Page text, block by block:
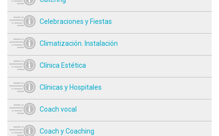
Celebraciones y Fiestas
Climatización. Instalación
Clínica Estética
Clínicas y Hospitales
Coach vocal
Coach y Coaching